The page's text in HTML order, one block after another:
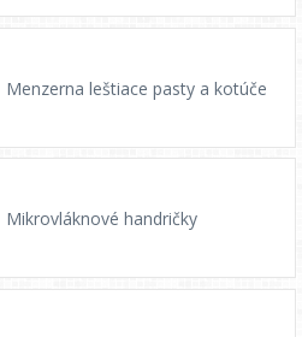
Menzerna leštiace pasty a kotúče
Mikrovláknové handričky